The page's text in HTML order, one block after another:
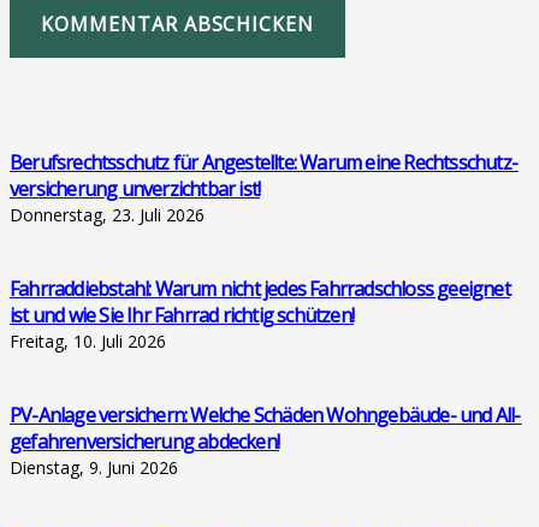
KOMMENTAR ABSCHICKEN
Berufs­rechts­schutz für Ange­stell­te: War­um eine Rechts­schutz­
ver­si­che­rung unver­zicht­bar ist!
Donnerstag, 23. Juli 2026
Fahr­rad­dieb­stahl: War­um nicht jedes Fahr­rad­schloss geeig­net
ist und wie Sie Ihr Fahr­rad rich­tig schüt­zen!
Freitag, 10. Juli 2026
PV-Anla­ge ver­si­chern: Wel­che Schä­den Wohn­ge­bäu­de- und All­
ge­fah­ren­ver­si­che­rung abde­cken!
Dienstag, 9. Juni 2026